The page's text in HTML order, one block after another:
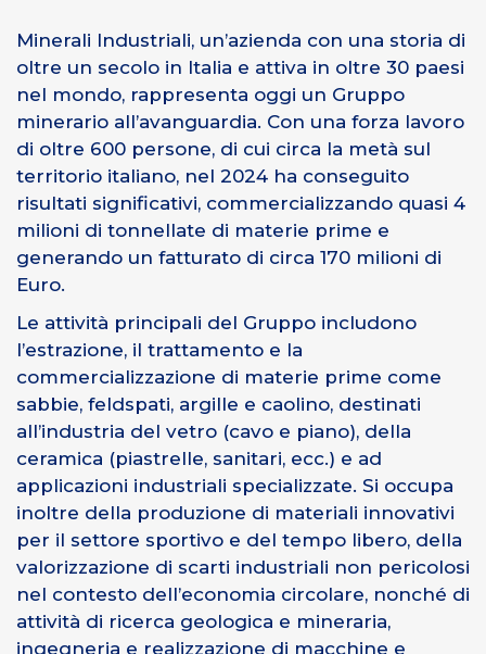
Minerali Industriali, un’azienda con una storia di
oltre un secolo in Italia e attiva in oltre 30 paesi
nel mondo, rappresenta oggi un Gruppo
minerario all’avanguardia. Con una forza lavoro
di oltre 600 persone, di cui circa la metà sul
territorio italiano, nel 2024 ha conseguito
risultati significativi, commercializzando quasi 4
milioni di tonnellate di materie prime e
generando un fatturato di circa 170 milioni di
Euro.
Le attività principali del Gruppo includono
l’estrazione, il trattamento e la
commercializzazione di materie prime come
sabbie, feldspati, argille e caolino, destinati
all’industria del vetro (cavo e piano), della
ceramica (piastrelle, sanitari, ecc.) e ad
applicazioni industriali specializzate. Si occupa
inoltre della produzione di materiali innovativi
per il settore sportivo e del tempo libero, della
valorizzazione di scarti industriali non pericolosi
nel contesto dell’economia circolare, nonché di
attività di ricerca geologica e mineraria,
ingegneria e realizzazione di macchine e